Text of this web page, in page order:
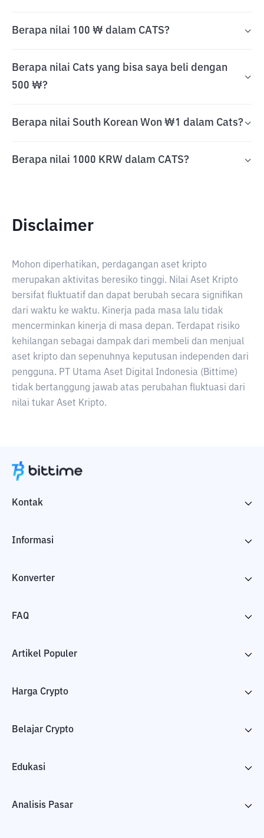
Berapa nilai 100 ₩ dalam CATS?
Berapa nilai Cats yang bisa saya beli dengan
500 ₩?
Berapa nilai South Korean Won ₩1 dalam Cats?
Berapa nilai 1000 KRW dalam CATS?
Disclaimer
Mohon diperhatikan, perdagangan aset kripto
merupakan aktivitas beresiko tinggi. Nilai Aset Kripto
bersifat fluktuatif dan dapat berubah secara signifikan
dari waktu ke waktu. Kinerja pada masa lalu tidak
mencerminkan kinerja di masa depan. Terdapat risiko
kehilangan sebagai dampak dari membeli dan menjual
aset kripto dan sepenuhnya keputusan independen dari
pengguna. PT Utama Aset Digital Indonesia (Bittime)
tidak bertanggung jawab atas perubahan fluktuasi dari
nilai tukar Aset Kripto.
Kontak
Informasi
Konverter
FAQ
Artikel Populer
Harga Crypto
Belajar Crypto
Edukasi
Analisis Pasar